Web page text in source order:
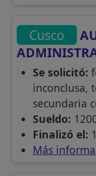
Cusco
Se solicitó:
inconclusa,
secundaria
Sueldo:
Finalizó el:
Más